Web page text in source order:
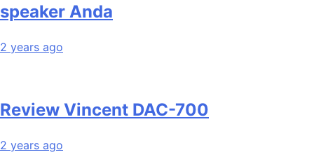
speaker Anda
2 years ago
Review Vincent DAC-700
2 years ago